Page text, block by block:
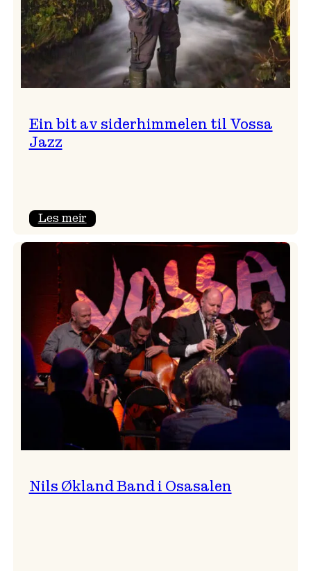
Ein bit av siderhimmelen til Vossa
Jazz
Les meir:
siderhimmelen
til
Vossa
Jazz
Nils Økland Band i Osasalen